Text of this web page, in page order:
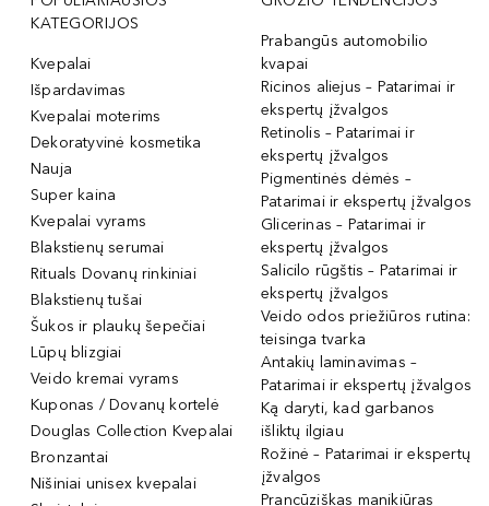
KATEGORIJOS
Kvepalai
Išpardavimas
Kvepalai moterims
Dekoratyvinė kosmetika
Nauja
Super kaina
Kvepalai vyrams
Blakstienų serumai
Rituals Dovanų rinkiniai
Blakstienų tušai
Šukos ir plaukų šepečiai
Lūpų blizgiai
Veido kremai vyrams
Kuponas / Dovanų kortelė
Douglas Collection Kvepalai
Bronzantai
Nišiniai unisex kvepalai
Prabangūs automobilio
kvapai
Ricinos aliejus – Patarimai ir
ekspertų įžvalgos
Retinolis – Patarimai ir
ekspertų įžvalgos
Pigmentinės dėmės –
Patarimai ir ekspertų įžvalgos
Glicerinas – Patarimai ir
ekspertų įžvalgos
Salicilo rūgštis – Patarimai ir
ekspertų įžvalgos
Veido odos priežiūros rutina:
teisinga tvarka
Antakių laminavimas –
Patarimai ir ekspertų įžvalgos
Ką daryti, kad garbanos
išliktų ilgiau
Rožinė – Patarimai ir ekspertų
įžvalgos
Prancūziškas manikiūras